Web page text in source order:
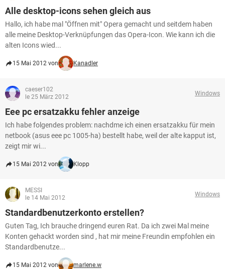
Alle desktop-icons sehen gleich aus
Hallo, ich habe mal "Öffnen mit" Opera gemacht und seitdem haben
alle meine Desktop-Verknüpfungen das Opera-Icon. Wie kann ich die
alten Icons wied...
15 Mai 2012 von Kanadler
caeser102
le 25 März 2012
Windows
Eee pc ersatzakku fehler anzeige
Ich habe folgendes problem: nachdme ich einen ersatzakku für mein
netbook (asus eee pc 1005-ha) bestellt habe, weil der alte kapput ist,
zeigt mir wi...
15 Mai 2012 von Klopp
MESSI
le 14 Mai 2012
Windows
Standardbenutzerkonto erstellen?
Guten Tag, Ich brauche dringend euren Rat. Da ich zwei Mal meine
Konten gehackt worden sind , hat mir meine Freundin empfohlen ein
Standardbenutze...
15 Mai 2012 von marlene.w